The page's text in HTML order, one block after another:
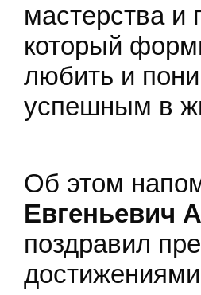
мастерства и
который
любить и
успешным в
Об этом
Евгеньевич
поздравил